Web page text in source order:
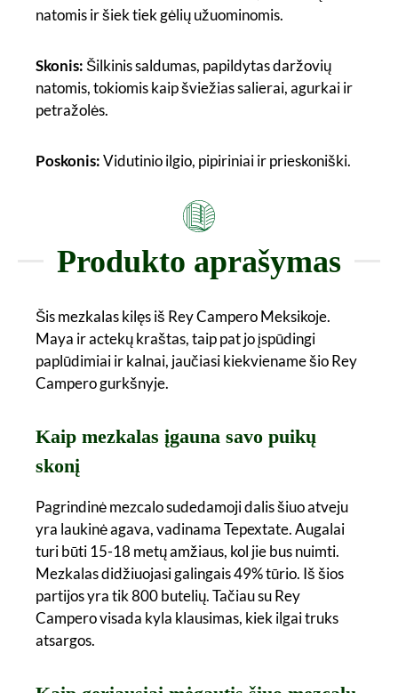
natomis ir šiek tiek gėlių užuominomis.
Skonis: Šilkinis saldumas, papildytas daržovių
natomis, tokiomis kaip šviežias salierai, agurkai ir
petražolės.
Poskonis:Vidutinio ilgio, pipiriniai ir prieskoniški.
Produkto aprašymas
Šis mezkalas kilęs iš Rey Campero Meksikoje.
Maya ir actekų kraštas, taip pat jo įspūdingi
paplūdimiai ir kalnai, jaučiasi kiekviename šio Rey
Campero gurkšnyje.
Kaip mezkalas įgauna savo puikų
skonį
Pagrindinė mezcalo sudedamoji dalis šiuo atveju
yra laukinė agava, vadinama Tepextate. Augalai
turi būti 15-18 metų amžiaus, kol jie bus nuimti.
Mezkalas didžiuojasi galingais 49% tūrio. Iš šios
partijos yra tik 800 butelių. Tačiau su Rey
Campero visada kyla klausimas, kiek ilgai truks
atsargos.